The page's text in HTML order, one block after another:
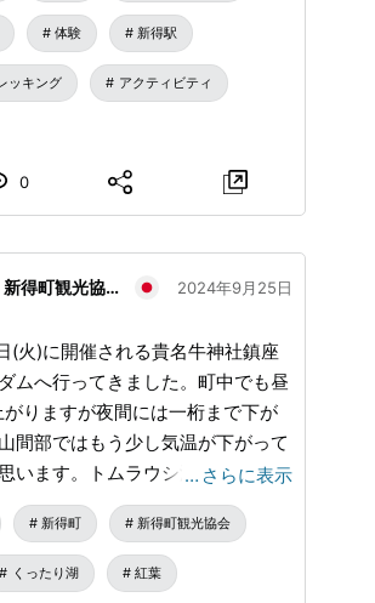
フェでまったりすのも良し、
って、トムラウ
トムラウシ温泉 #秘湯 #温泉 バ
点にするのも良し、
とかと思います。 予定を組まず
て、流れる時間と景色に身を任せ
体験 新得駅
ッキング アクティビティ
0
北海道・十勝 新得町観光協会 2024年9月25日
ムへ行ってきました。町中でも昼
りますが夜間には一桁まで下が
間部ではもう少し気温が下がって
います。トムラウシ温泉東大雪荘
の報も届いていたので１週間ほど
かな？例年だとトムラウシ温泉東
が見頃、十勝ダムからくったり湖
なりますので手つかずの大自然を
… さらに表示
新得町 新得町観光協会
くったり湖 紅葉